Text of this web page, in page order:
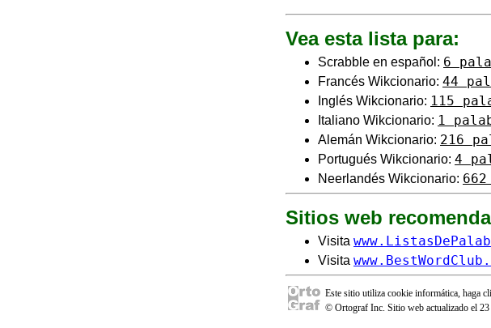
Vea esta lista para:
Scrabble en español: 6
Francés Wikcionario: 44
Inglés Wikcionario: 115
Italiano Wikcionario: 1
Alemán Wikcionario: 216
Portugués Wikcionario: 4
Neerlandés Wikcionario:
Sitios web
Visita
Visita
Este sitio utiliza cookie informática, haga
© Ortograf Inc. Sitio web actualizado el